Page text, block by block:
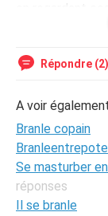
en regardant
le crois pas). Il
ne regarde que
Répondre (2)
A voir
Branle copain
Branleentrepote
Se masturber
réponses
Il se branle